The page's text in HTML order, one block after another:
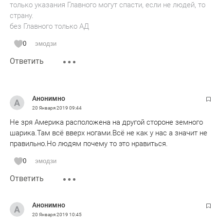
только указания Главного могут спасти, если не людей, то
страну.
без Главного только АД
0 эмодзи
Ответить
Анонимно
20 Января 2019 09:44
Не зря Америка расположена на другой стороне земного
шарика.Там всё вверх ногами.Всё не как у нас а значит не
правильно.Но людям почему то это нравиться.
0 эмодзи
Ответить
Анонимно
20 Января 2019 10:45